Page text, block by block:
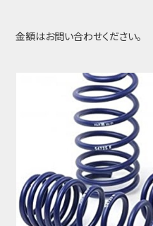
金額はお問い合わせください。